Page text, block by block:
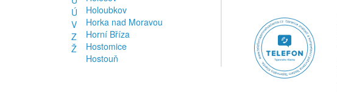
Ú
V
Z
Ž
Holoubkov
Horka nad Moravou
Horní Bříza
Hostomice
Hostouň